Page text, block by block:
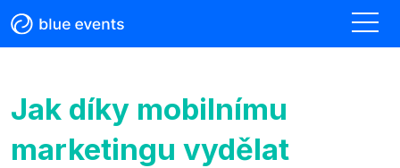
Jak díky mobilnímu
marketingu vydělat